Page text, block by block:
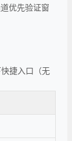
优先验证窗
捷入口（无